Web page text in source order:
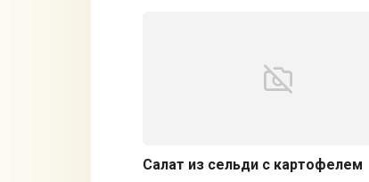
Салат из сельди с картофелем